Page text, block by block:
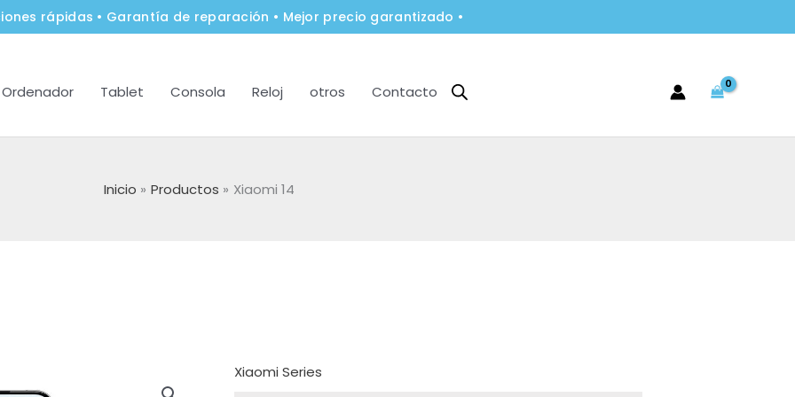
rápidas • Garantía de reparación • Mejor precio garantizado •
Ordenador Tablet Consola Reloj otros Contacto
Inicio Productos Xiaomi 14
Xiaomi Series